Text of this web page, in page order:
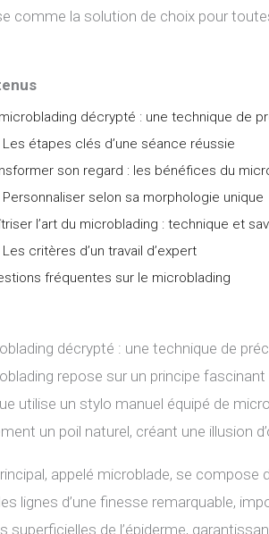
comme la solution de choix pour
décrypté : une technique de
Les étapes clés d’une séance réussie
son regard : les bénéfices du
Personnaliser selon sa morphologie unique
l’art du microblading : technique et
Les critères d’un travail d’expert
fréquentes sur le microblading
décrypté : une technique de
repose sur un principe
utilise un stylo manuel équipé de
un poil naturel, créant une illusion
appelé microblade, se
lignes d’une finesse remarquable,
superficielles de l’épiderme,